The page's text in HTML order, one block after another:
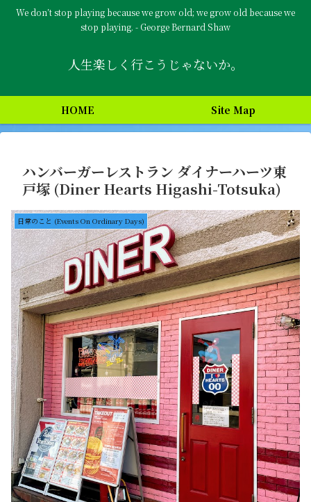
We don’t stop playing because we grow old; we grow old because we
stop playing. - George Bernard Shaw
人生楽しく行こうじゃないか。
HOME Site Map
ハンバーガーレストラン ダイナーハーツ東
戸塚 (Diner Hearts Higashi-Totsuka)
日常のこと (Events On Ordinary Days)